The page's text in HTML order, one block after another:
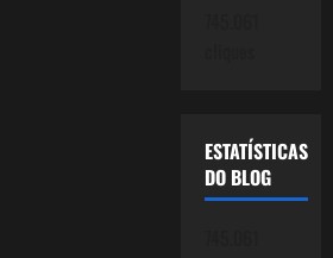
ESTATÍSTICAS
DO BLOG